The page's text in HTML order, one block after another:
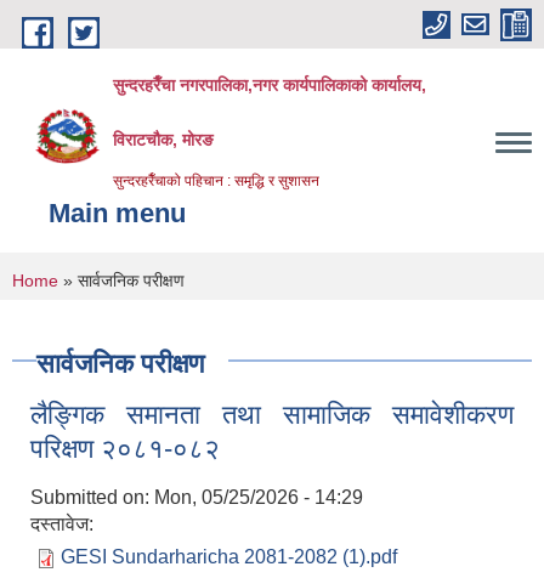
Skip to main content
सुन्दरहरैँचा नगरपालिका,नगर कार्यपालिकाको कार्यालय,
विराटचौक, मोरङ
सुन्दरहरैँचाको पहिचान : समृद्धि र सुशासन
Main menu
You are here
Home » सार्वजनिक परीक्षण
सार्वजनिक परीक्षण
लैङ्गिक समानता तथा सामाजिक समावेशीकरण
परिक्षण २०८१-०८२
Submitted on: Mon, 05/25/2026 - 14:29
दस्तावेज:
GESI Sundarharicha 2081-2082 (1).pdf